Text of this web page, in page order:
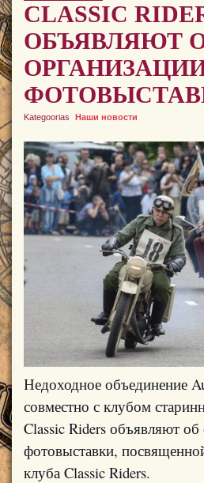
CLASSIC
ОБЪЯВЛЯЮТ
Kategoorias Наши новости
Недоходное объединение
совместно с клубом
Classic Riders объявляют об
фотовыставки,
клуба Classic Riders.